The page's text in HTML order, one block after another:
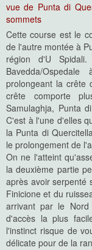
Cette course est le
de l'autre montée à
région d'U
Bavedda/
prolongeant la crête
crête comporte
Samulaghja, Punta
C'est à l'une d'elles
la Punta di
le prolongement de
On ne l'atteint
la deuxième partie
après avoir serpenté
Finicione et du
arrivant par le
d'accès la plus
l'instinct risque de
délicate pour de la